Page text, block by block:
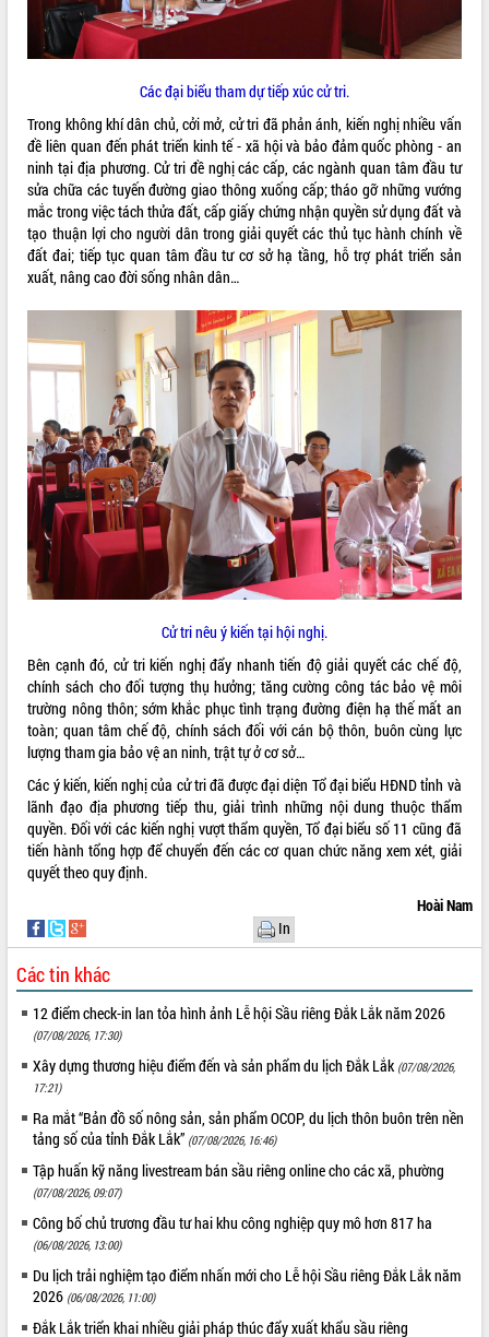
Khám bệnh, cấp phát thuốc miễn phí
và tặng quà người dân xã Cư Pui
Hội nghị UBND tỉnh Đắk Lắk thường kỳ
tháng 7/2026
Lễ truy tặng danh hiệu “Bà Mẹ Việt
Nam Anh hùng” và trao Huân chương
Lao động
UBND tỉnh Đắk Lắk triển khai nhiệm
vụ 6 tháng cuối năm 2026
Kỳ họp thứ Hai, Hội đồng nhân dân
tỉnh khóa XI quyết nghị nhiều nội dung
quan trọng
Bí thư Tỉnh ủy Lương Nguyễn Minh
Triết thăm, tặng quà người có công với
cách mạng
Rà soát, hoàn thiện hệ thống thiết chế
văn hóa, thể thao đáp ứng yêu cầu
phát triển mới
Thường trực HĐND tỉnh Đắk Lắk gặp
mặt Đoàn chuyên gia y tế TP. Hồ Chí
Minh
tại Nghĩa trang Liệt sĩ xã Sơn Hòa
Bàn giải pháp tháo gỡ khó khăn trong
xuất khẩu sầu riêng và triển khai quy
định EUDR
Thứ trưởng Bộ Nông nghiệp và Môi
trường Nguyễn Hoàng Hiệp khảo sát
vùng trồng và doanh nghiệp đóng gói
sầu riêng tại Đắk Lắk
Trình diễn nghệ thuật chế biến các
món ăn từ sầu riêng
Đắk Lắk công bố Quy hoạch và xúc
Ngành cá ngừ Đắk Lắk chủ động thích
ứng để giữ vững thị trường xuất khẩu
Diễn đàn Kinh tế tư nhân Việt Nam đột
phá cơ chế - Hợp tác công tư
Đề án 06 tạo bước ngoặt đột phá trong
cải cách hành chính tỉnh Đắk Lắk
Kết nối tour, đẩy mạnh chuyển đổi số
để phát triển du lịch Đắk Lắk
Khởi động Dự án Đầu tư xây dựng hạ
tầng kỹ thuật Cụm công nghiệp Tân
Tiến
Gặp mặt các cơ quan báo chí nhân Kỷ
niệm 101 năm Ngày Báo chí Cách
mạng Việt Nam
Đắk Lắk sơ kết 4 năm triển khai thực
hiện Đề án 06 của Chính phủ
Họp báo thông tin về Hội nghị Công bố
ALBUM ẢNH
LIÊN KẾT WEB
THỐNG KÊ TRUY CẬP
Tất cả:
66054403
Các đại biểu tham dự tiếp xúc cử tri.
Trong không khí dân chủ, cởi mở, cử tri đã phản ánh, kiến nghị nhiều vấn
đề liên quan đến phát triển kinh tế - xã hội và bảo đảm quốc phòng - an
ninh tại địa phương. Cử tri đề nghị các cấp, các ngành quan tâm đầu tư
sửa chữa các tuyến đường giao thông xuống cấp; tháo gỡ những vướng
mắc trong việc tách thửa đất, cấp giấy chứng nhận quyền sử dụng đất và
tạo thuận lợi cho người dân trong giải quyết các thủ tục hành chính về
đất đai; tiếp tục quan tâm đầu tư cơ sở hạ tầng, hỗ trợ phát triển sản
xuất, nâng cao đời sống nhân dân…
Cử tri nêu ý kiến tại hội nghị.
Bên cạnh đó, cử tri kiến nghị đẩy nhanh tiến độ giải quyết các chế độ,
chính sách cho đối tượng thụ hưởng; tăng cường công tác bảo vệ môi
trường nông thôn; sớm khắc phục tình trạng đường điện hạ thế mất an
toàn; quan tâm chế độ, chính sách đối với cán bộ thôn, buôn cùng lực
lượng tham gia bảo vệ an ninh, trật tự ở cơ sở…
Các ý kiến, kiến nghị của cử tri đã được đại diện Tổ đại biểu HĐND tỉnh và
lãnh đạo địa phương tiếp thu, giải trình những nội dung thuộc thẩm
quyền. Đối với các kiến nghị vượt thẩm quyền, Tổ đại biểu số 11 cũng đã
tiến hành tổng hợp để chuyển đến các cơ quan chức năng xem xét, giải
quyết theo quy định.
Hoài Nam
In
Các tin khác
12 điểm check-in lan tỏa hình ảnh Lễ hội Sầu riêng Đắk Lắk năm 2026
(07/08/2026, 17:30)
Xây dựng thương hiệu điểm đến và sản phẩm du lịch Đắk Lắk (07/08/2026,
17:21)
Ra mắt “Bản đồ số nông sản, sản phẩm OCOP, du lịch thôn buôn trên nền
tảng số của tỉnh Đắk Lắk” (07/08/2026, 16:46)
Tập huấn kỹ năng livestream bán sầu riêng online cho các xã, phường
(07/08/2026, 09:07)
Công bố chủ trương đầu tư hai khu công nghiệp quy mô hơn 817 ha
(06/08/2026, 13:00)
Du lịch trải nghiệm tạo điểm nhấn mới cho Lễ hội Sầu riêng Đắk Lắk năm
2026 (06/08/2026, 11:00)
Đắk Lắk triển khai nhiều giải pháp thúc đẩy xuất khẩu sầu riêng